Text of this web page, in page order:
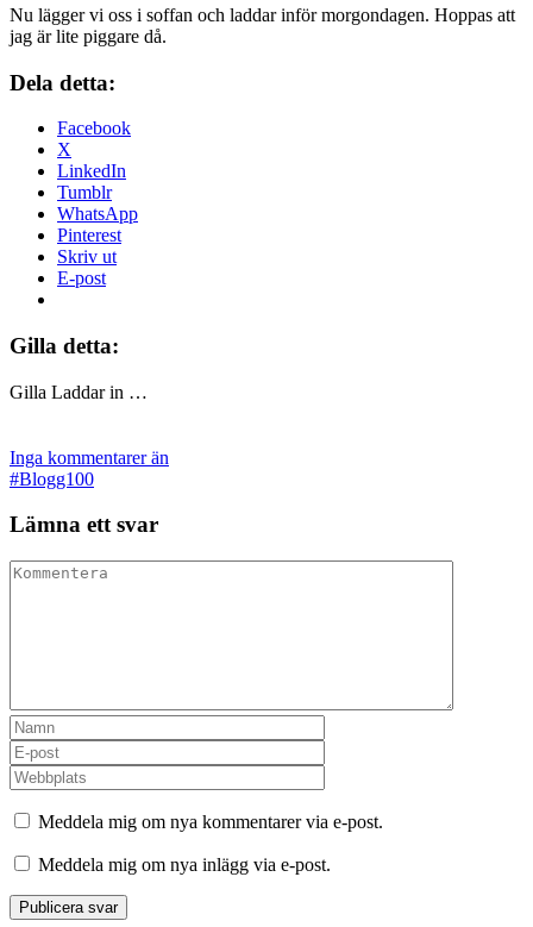
Nu lägger vi oss i soffan och laddar inför morgondagen. Hoppas att
jag är lite piggare då.
Dela detta:
Facebook
X
LinkedIn
Tumblr
WhatsApp
Pinterest
Skriv ut
E-post
Gilla detta:
Gilla Laddar in …
Inga kommentarer än
#Blogg100
Lämna ett svar
Meddela mig om nya kommentarer via e-post.
Meddela mig om nya inlägg via e-post.